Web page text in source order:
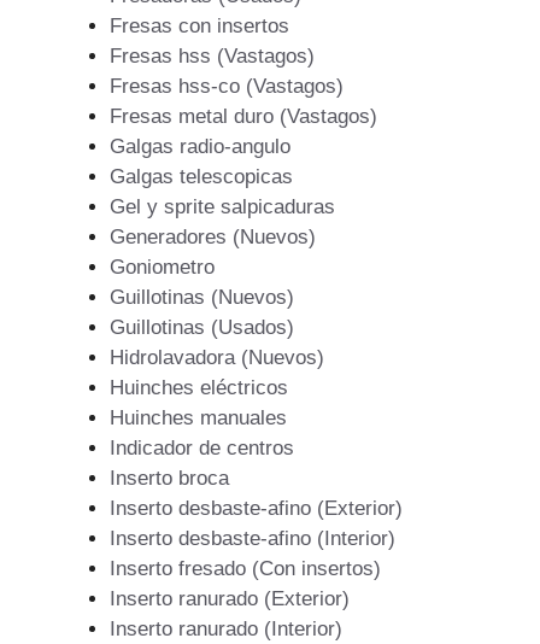
Fresas con insertos
Fresas hss (Vastagos)
Fresas hss-co (Vastagos)
Fresas metal duro (Vastagos)
Galgas radio-angulo
Galgas telescopicas
Gel y sprite salpicaduras
Generadores (Nuevos)
Goniometro
Guillotinas (Nuevos)
Guillotinas (Usados)
Hidrolavadora (Nuevos)
Huinches eléctricos
Huinches manuales
Indicador de centros
Inserto broca
Inserto desbaste-afino (Exterior)
Inserto desbaste-afino (Interior)
Inserto fresado (Con insertos)
Inserto ranurado (Exterior)
Inserto ranurado (Interior)